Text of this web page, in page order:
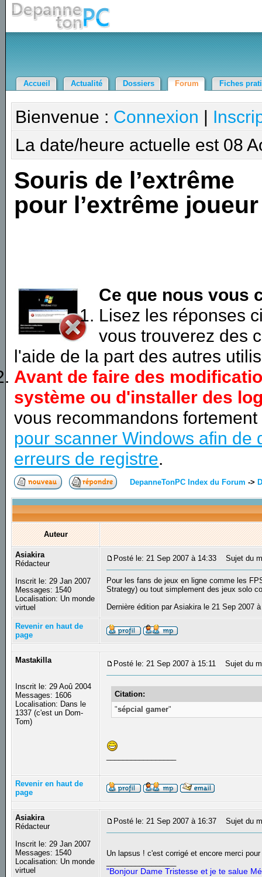
Accueil Actualité Dossiers Forum Fiches
Bienvenue : Connexion |
La date/heure actuelle est 08
Souris de l’extrême
pour l’extrême joueur
Ce que nous vous
Lisez les réponses
vous trouverez des
l'aide de la part des autres
Avant de faire des
système ou d'installer des
vous recommandons
pour scanner Windows afin de
erreurs de registre.
DepanneTonPC Index du Forum ->
Auteur
Asiakira
Rédacteur
Inscrit le: 29 Jan 2007
Messages: 1540
Localisation: Un monde
virtuel
Posté le: 21 Sep 2007 à 14:33 Sujet du
Pour les fans de jeux en ligne comme les
Strategy) ou tout simplement des jeux solo
Dernière édition par Asiakira le 21 Sep 2007
Revenir en haut de
page
Mastakilla
Inscrit le: 29 Aoû 2004
Messages: 1606
Localisation: Dans le
1337 (c'est un Dom-
Tom)
Posté le: 21 Sep 2007 à 15:11 Sujet du
Citation:
"sépcial gamer"
Revenir en haut de
page
Asiakira
Rédacteur
Inscrit le: 29 Jan 2007
Messages: 1540
Localisation: Un monde
virtuel
Posté le: 21 Sep 2007 à 16:37 Sujet du
Un lapsus ! c'est corrigé et encore merci
"Bonjour Dame Tristesse et je te salue